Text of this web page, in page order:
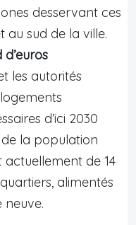
desservant ces
au sud de la ville.
d’euros
les autorités
d’ici 2030
la population
de 14
alimentés
neuve.